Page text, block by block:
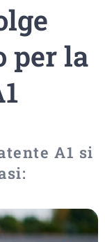
per la
A1 si